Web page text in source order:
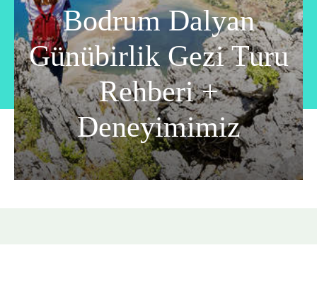
Bodrum Dalyan
Günübirlik Gezi Turu
Rehberi +
Deneyimimiz